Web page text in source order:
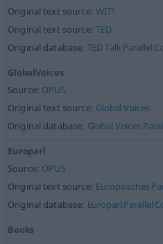
Original text source:WIT³
Original text source:TED
Original database: TED Talk Parallel
GlobalVoices
Source: OPUS
Original text source: Global Voices
Original database: Global Voices
Europarl
Source: OPUS
Original text source: Europäisches
Original database: Europarl Parallel
Books